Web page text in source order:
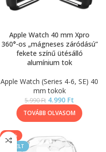
Apple Watch 40 mm Xpro
360°-os „mágneses záródású”
fekete színű ütésálló
alumínium tok
Apple Watch (Series 4-6, SE) 40
mm tokok
5.990Ft 4.990 Ft
TOVÁBB OLVASOM
-50%
KIEMELT